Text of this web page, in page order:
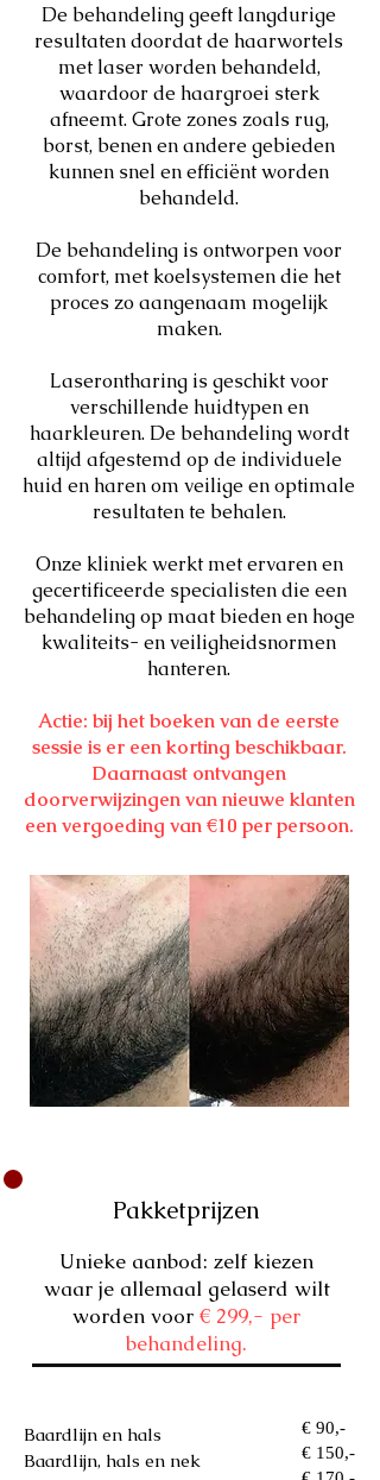
De behandeling geeft langdurige
resultaten doordat de haarwortels
met laser worden behandeld,
waardoor de haargroei sterk
afneemt. Grote zones zoals rug,
borst, benen en andere gebieden
kunnen snel en efficiënt worden
behandeld.
De behandeling is ontworpen voor
comfort, met koelsystemen die het
proces zo aangenaam mogelijk
maken.
Laserontharing is geschikt voor
verschillende huidtypen en
haarkleuren. De behandeling wordt
altijd afgestemd op de individuele
huid en haren om veilige en optimale
resultaten te behalen.
Onze kliniek werkt met ervaren en
gecertificeerde specialisten die een
behandeling op maat bieden en hoge
kwaliteits- en veiligheidsnormen
hanteren.
Actie: bij het boeken van de eerste
sessie is er een korting beschikbaar.
Daarnaast ontvangen
doorverwijzingen van nieuwe klanten
een vergoeding van €10 per persoon.
Pakketprijzen
Unieke aanbod: zelf kiezen
waar je allemaal gelaserd wilt
worden voor € 299,- per
behandeling.
Baardlijn en hals
Baardlijn, hals en nek
€ 90,-
€ 150,-